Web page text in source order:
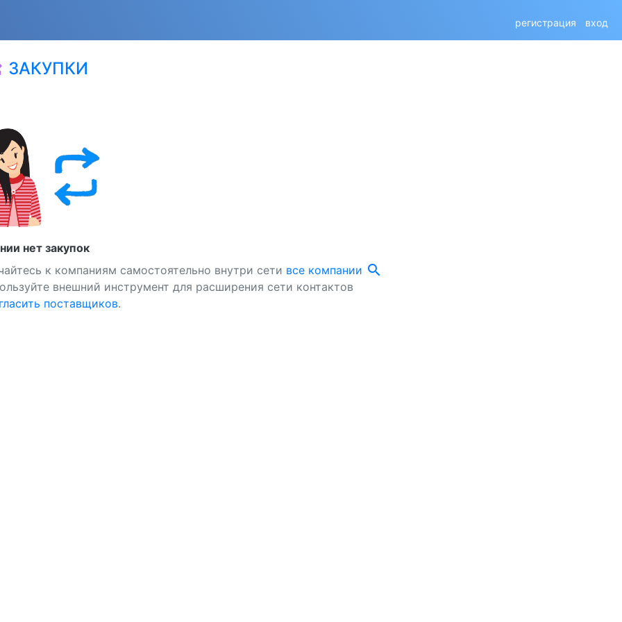
регистрация вход
ЗАКУПКИ
нет закупок
к компаниям самостоятельно внутри сети все компании search
внешний инструмент для расширения сети контактов
поставщиков.